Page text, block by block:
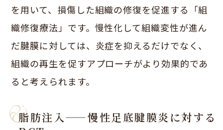
を用いて、損傷した組織の修復を促進する「組
織修復療法」です。慢性化して組織変性が進ん
だ腱膜に対しては、炎症を抑えるだけでなく、
組織の再生を促すアプローチがより効果的であ
ると考えられます。
脂肪注入——慢性足底腱膜炎に対する